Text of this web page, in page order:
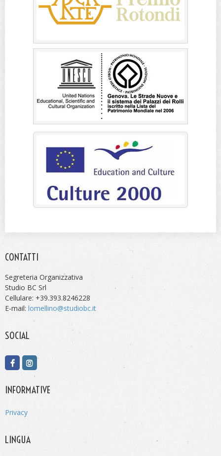
CONTATTI
Segreteria Organizzativa
Studio BC Srl
Cellulare: +39.393.8246228
E-mail: lomellino@studiobc.it
SOCIAL
INFORMATIVE
Privacy
LINGUA